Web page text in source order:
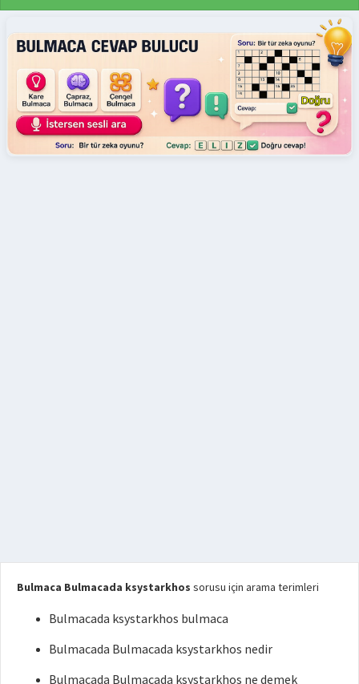
Bulmaca Bulmacada ksystarkhos sorusu için arama terimleri
Bulmacada ksystarkhos bulmaca
Bulmacada Bulmacada ksystarkhos nedir
Bulmacada Bulmacada ksystarkhos ne demek